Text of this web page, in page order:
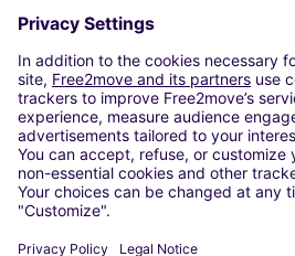
ONZE STEDEN
Paris
Madrid
Washington DC
Milaan
Rome
Turijn
Wenen
Berlijn
Düsseldorf